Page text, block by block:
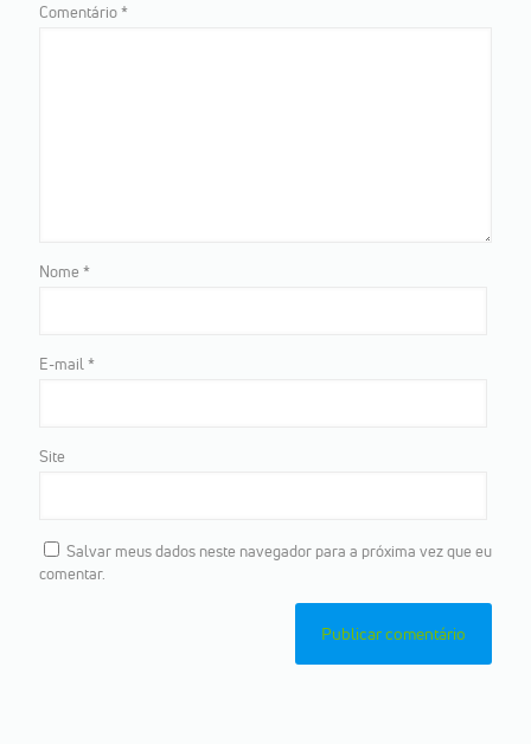
Comentário*
Nome *
E-mail *
Site
Salvar meus dados neste navegador para a próxima vez que eu
comentar.